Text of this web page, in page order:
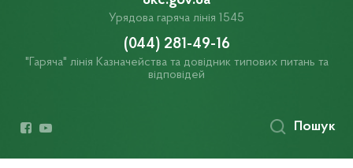
Урядова гаряча лінія 1545
(044) 281-49-16
"Гаряча" лінія Казначейства та довідник типових питань та
відповідей
Пошук